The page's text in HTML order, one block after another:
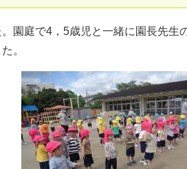
園庭で4，5歳児と一緒に園長先生
。